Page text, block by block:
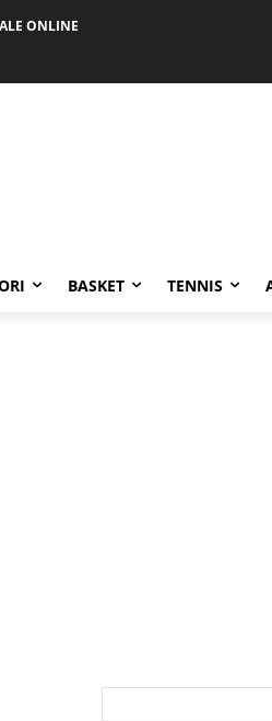
ONLINE
BASKET TENNIS